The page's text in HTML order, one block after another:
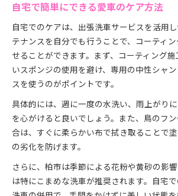
自宅で簡単にできる愛車のケア方法
自宅でのケアは、出張洗車サービスを活用
テナンスを自分でも行うことで、コーティ
せることができます。まず、コーティング
いスポンジの使用を避け、専用の中性シャ
スを使うのがポイントです。
具体的には、週に一度の水洗い、雨上がり
を心がけると良いでしょう。また、鳥のフ
合は、すぐに柔らかい布で拭き取ることで
の劣化を防げます。
さらに、柏市は季節による花粉や黄砂の影
は特にこまめな洗車が推奨されます。自宅